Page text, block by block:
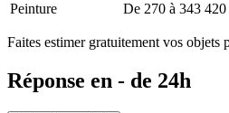
Peinture De 270 à 343 420
Faites estimer gratuitement vos objets
Réponse en - de 24h